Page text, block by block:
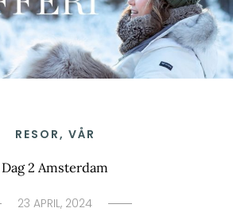
RESOR, VÅR
Dag 2 Amsterdam
23 APRIL, 2024